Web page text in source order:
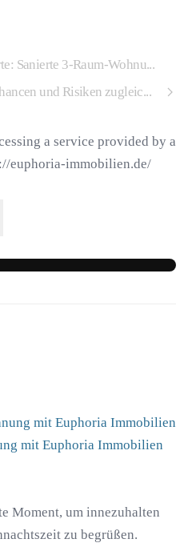
Sanierte 3-Raum-Wohnu...
und Risiken zugleic...
a service provided by a
euphoria-immobilien.de/
mit Euphoria Immobilien
Moment, um innezuhalten
zu begrüßen.